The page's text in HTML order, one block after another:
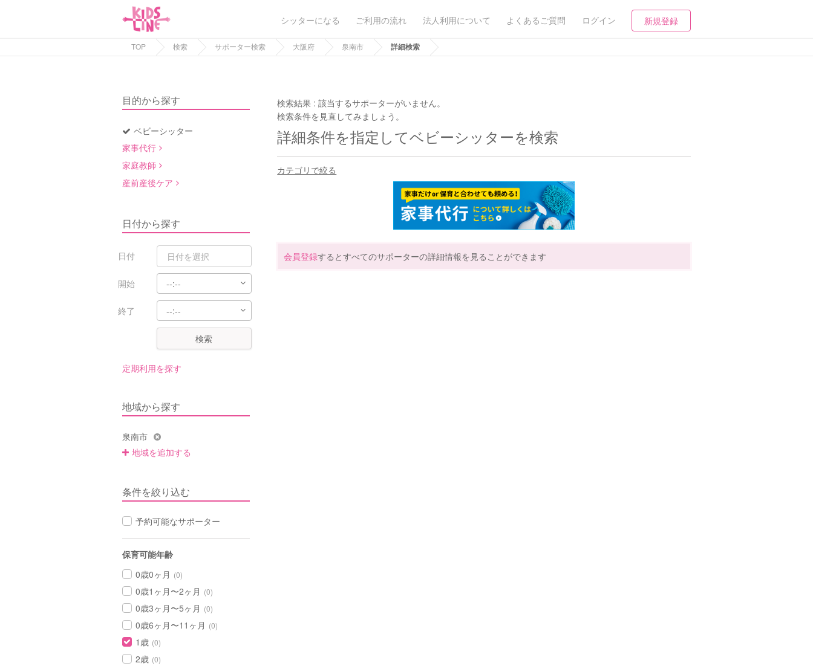
シッターになる ご利用の流れ 法人利用について よくあるご質問 ログイン 新規登録
TOP 検索 サポーター検索 大阪府 泉南市 詳細検索
目的から探す
ベビーシッター
家事代行
家庭教師
産前産後ケア
日付から探す
日付
開始
終了
検索
定期利用を探す
地域から探す
泉南市
地域を追加する
条件を絞り込む
予約可能なサポーター
保育可能年齢
0歳0ヶ月 (0)
0歳1ヶ月〜2ヶ月 (0)
0歳3ヶ月〜5ヶ月 (0)
0歳6ヶ月〜11ヶ月 (0)
1歳 (0)
2歳 (0)
検索結果 :該当するサポーターがいません。
検索条件を見直してみましょう。
詳細条件を指定してベビーシッターを検索
カテゴリで絞る
会員登録するとすべてのサポーターの詳細情報を見ることができます